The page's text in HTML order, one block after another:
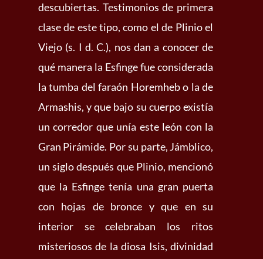
descubiertas. Testimonios de primera
clase de este tipo, como el de Plinio el
Viejo (s. I d. C.), nos dan a conocer de
qué manera la Esfinge fue considerada
la tumba del faraón Horemheb o la de
Armashis, y que bajo su cuerpo existía
un corredor que unía este león con la
Gran Pirámide. Por su parte, Jámblico,
un siglo después que Plinio, mencionó
que la Esfinge tenía una gran puerta
con hojas de bronce y que en su
interior se celebraban los ritos
misteriosos de la diosa Isis, divinidad